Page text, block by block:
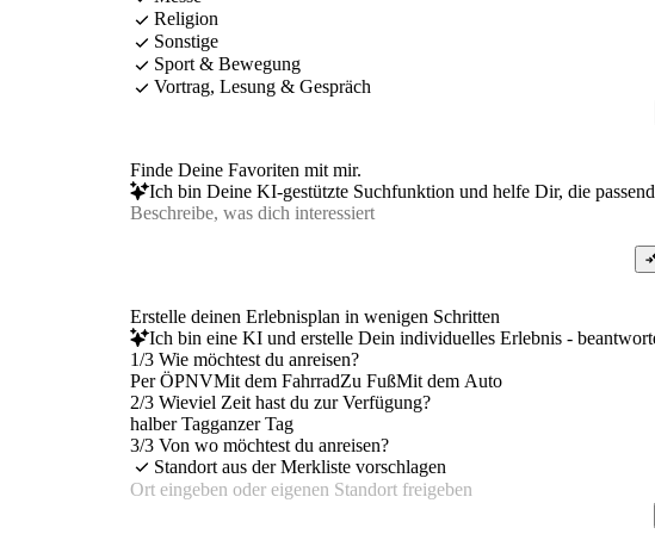
Religion
Sonstige
Sport & Bewegung
Vortrag, Lesung & Gespräch
Finde Deine Favoriten mit mir.
Ich bin Deine KI-gestützte Suchfunktion und helfe Dir, die
Erstelle deinen Erlebnisplan in wenigen Schritten
Ich bin eine KI und erstelle Dein individuelles Erlebnis -
1/3 Wie möchtest du anreisen?
Per ÖPNVMit dem FahrradZu FußMit dem Auto
2/3 Wieviel Zeit hast du zur Verfügung?
halber Tagganzer Tag
3/3 Von wo möchtest du anreisen?
Standort aus der Merkliste vorschlagen